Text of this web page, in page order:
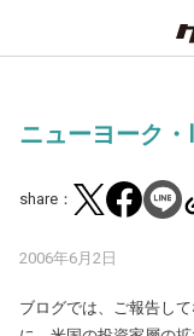
ニューヨーク
share：
2006年6月2日
ブログでは、ご報告し